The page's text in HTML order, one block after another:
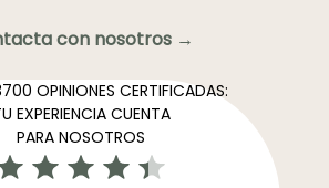
con nosotros →
OPINIONES CERTIFICADAS:
EXPERIENCIA CUENTA
PARA NOSOTROS